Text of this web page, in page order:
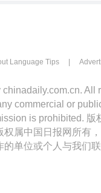
Language Tips
chinadaily.com.cn. All
commercial or
is prohibited.
权属中国日报网所有
的单位或个人与我们